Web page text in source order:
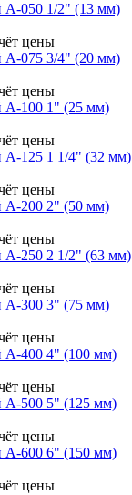
050 1/2" (13 мм)
цены
075 3/4" (20 мм)
цены
100 1" (25 мм)
цены
125 1 1/4" (32 мм)
цены
200 2" (50 мм)
цены
250 2 1/2" (63 мм)
цены
300 3" (75 мм)
цены
400 4" (100 мм)
цены
500 5" (125 мм)
цены
600 6" (150 мм)
цены